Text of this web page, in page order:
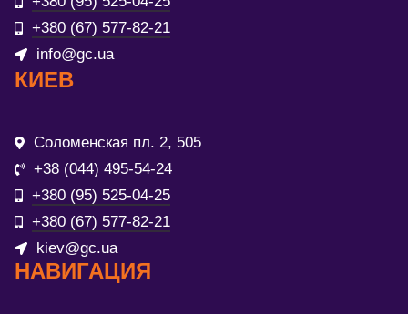
+380 (67) 577-82-21
info@gc.ua
КИЕВ
Соломенская пл. 2, 505
+38 (044) 495-54-24
+380 (95) 525-04-25
+380 (67) 577-82-21
kiev@gc.ua
НАВИГАЦИЯ